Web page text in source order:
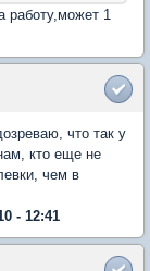
работу,может 1
что так у
кто еще не
чем в
- 12:41